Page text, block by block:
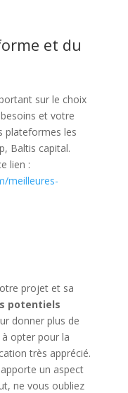
et du
sur le choix
et votre
plateformes les
Baltis capital.
lien :
meilleures-
projet et sa
potentiels
donner plus de
opter pour la
très apprécié.
un aspect
ne vous oubliez